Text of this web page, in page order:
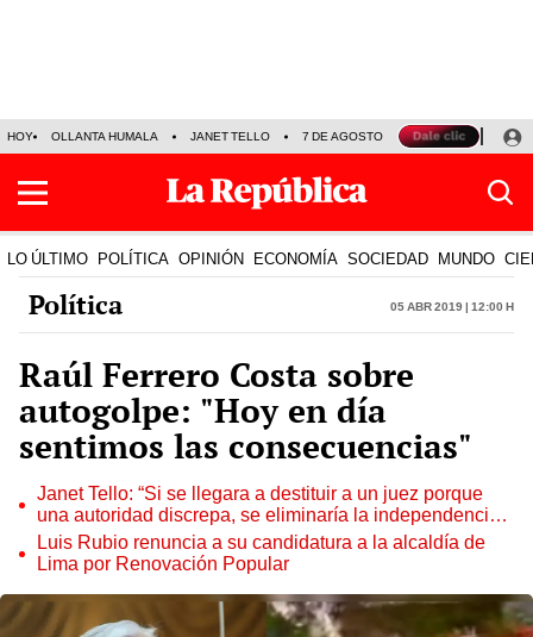
HOY OLLANTA HUMALA JANET TELLO 7 DE AGOSTO TINKA RESULTADOS
LO ÚLTIMO POLÍTICA OPINIÓN ECONOMÍA SOCIEDAD MUNDO
Política 05 Abr 2019 | 12:00 h
Raúl Ferrero Costa sobre
autogolpe: "Hoy en día
sentimos las consecuencias"
Janet Tello: “Si se llegara a destituir a un juez porque
una autoridad discrepa, se eliminaría la independencia
judicial”
Luis Rubio renuncia a su candidatura a la alcaldía de
Lima por Renovación Popular